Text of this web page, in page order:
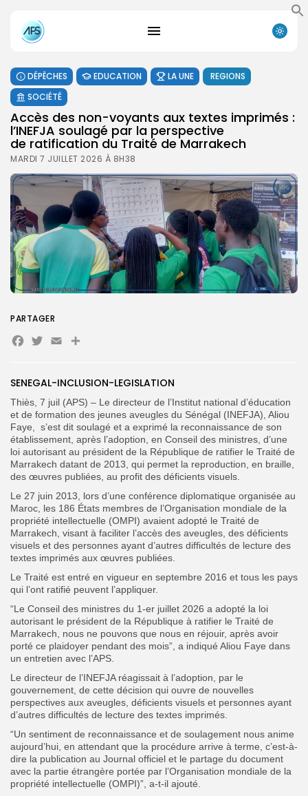
Search
for:
FR
DÉPÊCHES EDUCATION LA UNE
REGIONS
SOCIÉTÉ
Accès des non-voyants aux textes imprimés :
l’INEFJA soulagé par la perspective
de ratification du Traité de Marrakech
MARDI 7 JUILLET 2026 À 8H38
SENEGAL-INCLUSION-LEGISLATION
Thiès, 7 juil (APS) – Le directeur de l’Institut national d’éducation
et de formation des jeunes aveugles du Sénégal (INEFJA), Aliou
Faye, s’est dit soulagé et a exprimé la reconnaissance de son
établissement, après l’adoption, en Conseil des ministres, d’une
loi autorisant au président de la République de ratifier le Traité de
Marrakech datant de 2013, qui permet la reproduction, en braille,
des œuvres publiées, au profit des déficients visuels.
Le 27 juin 2013, lors d’une conférence diplomatique organisée au
Maroc, les 186 États membres de l’Organisation mondiale de la
propriété intellectuelle (OMPI) avaient adopté le Traité de
Marrakech, visant à faciliter l’accès des aveugles, des déficients
visuels et des personnes ayant d’autres difficultés de lecture des
textes imprimés aux œuvres publiées.
Le Traité est entré en vigueur en septembre 2016 et tous les pays
qui l’ont ratifié peuvent l’appliquer.
“Le Conseil des ministres du 1-er juillet 2026 a adopté la loi
autorisant le président de la République à ratifier le Traité de
Marrakech, nous ne pouvons que nous en réjouir, après avoir
porté ce plaidoyer pendant des mois”, a indiqué Aliou Faye dans
un entretien avec l’APS.
Le directeur de l’INEFJA réagissait à l’adoption, par le
gouvernement, de cette décision qui ouvre de nouvelles
perspectives aux aveugles, déficients visuels et personnes ayant
d’autres difficultés de lecture des textes imprimés.
“Un sentiment de reconnaissance et de soulagement nous anime
aujourd’hui, en attendant que la procédure arrive à terme, c’est-à-
dire la publication au Journal officiel et le partage du document
avec la partie étrangère portée par l’Organisation mondiale de la
propriété intellectuelle (OMPI)”, a-t-il ajouté.
PARTAGER
Facebook
Twitter
EmailPartager